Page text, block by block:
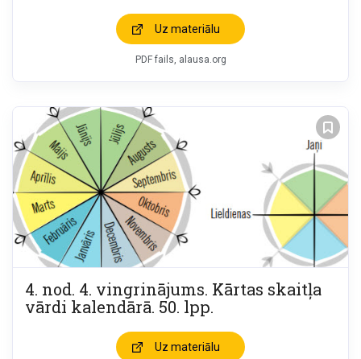
Uz materiālu
PDF fails, alausa.org
4. nod. 4. vingrinājums. Kārtas skaitļa
vārdi kalendārā. 50. lpp.
Uz materiālu